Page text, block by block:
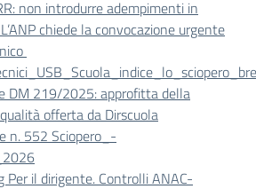
non introdurre adempimenti in
chiede la convocazione urgente
DM 219/2025: approfitta della
offerta da Dirscuola
n. 552 Sciopero_-
Per il dirigente. Controlli ANAC-